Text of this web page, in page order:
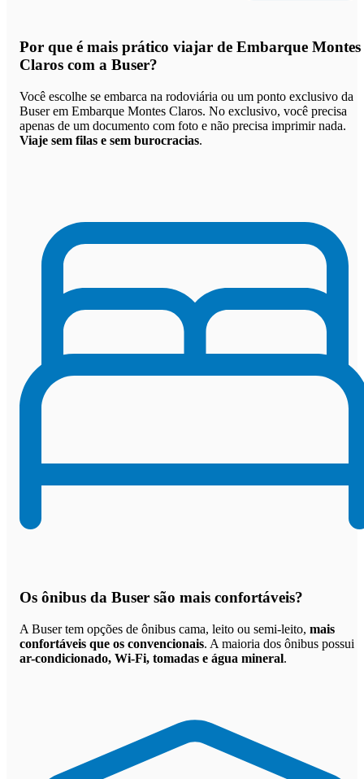
Por que é mais prático viajar de Embarque Montes
Claros com a Buser?
Você escolhe se embarca na rodoviária ou um ponto exclusivo da
Buser em Embarque Montes Claros. No exclusivo, você precisa
apenas de um documento com foto e não precisa imprimir nada.
Viaje sem filas e sem burocracias.
Os ônibus da Buser são mais confortáveis?
A Buser tem opções de ônibus cama, leito ou semi-leito, mais
confortáveis que os convencionais. A maioria dos ônibus possui
ar-condicionado, Wi-Fi, tomadas e água mineral.